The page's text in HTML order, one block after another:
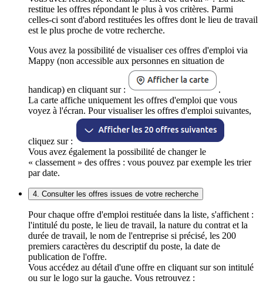
restitue les offres répondant le plus à vos critères. Parmi
celles-ci sont d'abord restituées les offres dont le lieu de travail
est le plus proche de votre recherche.
Vous avez la possibilité de visualiser ces offres d'emploi via
Mappy (non accessible aux personnes en situation de
handicap) en cliquant sur :
.
La carte affiche uniquement les offres d'emploi que vous
voyez à l'écran. Pour visualiser les offres d'emploi suivantes,
cliquez sur :
Vous avez également la possibilité de changer le
« classement » des offres : vous pouvez par exemple les trier
par date.
4. Consulter les offres issues de votre recherche
Pour chaque offre d'emploi restituée dans la liste, s'affichent :
l'intitulé du poste, le lieu de travail, la nature du contrat et la
durée de travail, le nom de l'entreprise si précisé, les 200
premiers caractères du descriptif du poste, la date de
publication de l'offre.
Vous accédez au détail d'une offre en cliquant sur son intitulé
ou sur le logo sur la gauche. Vous retrouvez :